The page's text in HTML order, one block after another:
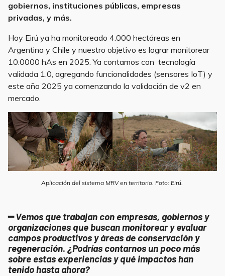
gobiernos, instituciones públicas, empresas
privadas, y más.
Hoy Eirú ya ha monitoreado 4.000 hectáreas en
Argentina y Chile y nuestro objetivo es lograr monitorear
10.0000 hAs en 2025. Ya contamos con tecnología
validada 1.0, agregando funcionalidades (sensores IoT) y
este año 2025 ya comenzando la validación de v2 en
mercado.
Aplicación del sistema MRV en territorio. Foto: Eirú.
━Vemos que trabajan con empresas, gobiernos y
organizaciones que buscan monitorear y evaluar
campos productivos y áreas de conservación y
regeneración. ¿Podrías contarnos un poco más
sobre estas experiencias y qué impactos han
tenido hasta ahora?